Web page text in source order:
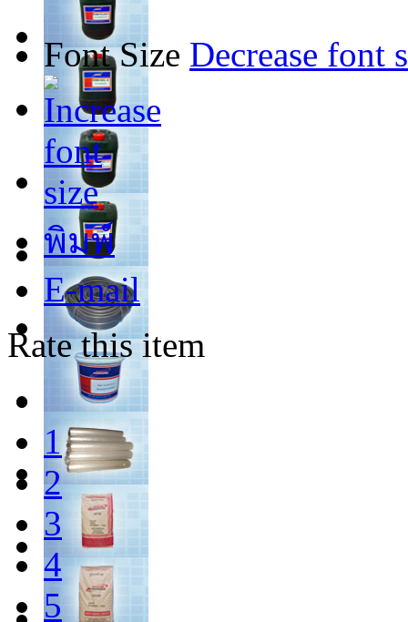
Font Size Decrease font
พิมพ์
E-mail
Rate this item
1
2
3
4
5